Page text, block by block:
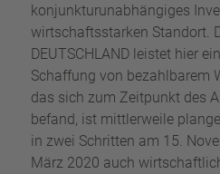
konjunkturunabhängiges
wirtschaftsstarken Standort.
DEUTSCHLAND leistet hier
Schaffung von bezahlbarem
das sich zum Zeitpunkt des
befand, ist mittlerweile
in zwei Schritten am 15.
März 2020 auch